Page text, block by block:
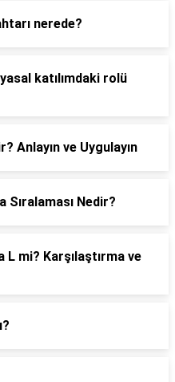
nerede?
katılımdaki rolü
Anlayın ve Uygulayın
Sıralaması Nedir?
L mi? Karşılaştırma ve